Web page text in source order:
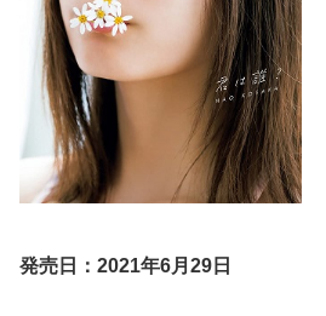
発売日：2021年6月29日